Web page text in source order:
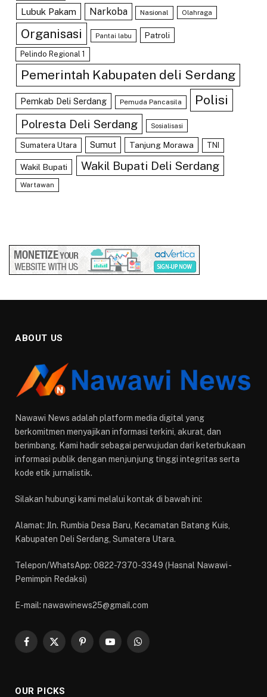
Lubuk Pakam Narkoba Nasional Olahraga
Organisasi Pantai labu Patroli
Pelindo Regional 1
Pemerintah Kabupaten deli Serdang
Pemkab Deli Serdang Pemuda Pancasila Polisi
Polresta Deli Serdang Sosialisasi
Sumatera Utara Sumut Tanjung Morawa TNI
Wakil Bupati Wakil Bupati Deli Serdang
Wartawan
ABOUT US
Nawawi News adalah platform media digital yang
berkomitmen menyajikan informasi terkini, akurat, dan
berimbang. Kami hadir sebagai perwujudan dari keterbukaan
informasi publik dengan menjunjung tinggi integritas serta
kode etik jurnalistik.
Silakan hubungi kami melalui kontak di bawah ini:
Alamat: Jln. Rumbia Desa Baru, Kecamatan Batang Kuis,
Kabupaten Deli Serdang, Sumatera Utara.
Telepon/WhatsApp: 0822-7370-3349 (Hasnal Nawawi -
Pemimpin Redaksi)
E-mail: nawawinews25@gmail.com
Facebook
X
PinterestYouTubeWhatsApp
OUR PICKS